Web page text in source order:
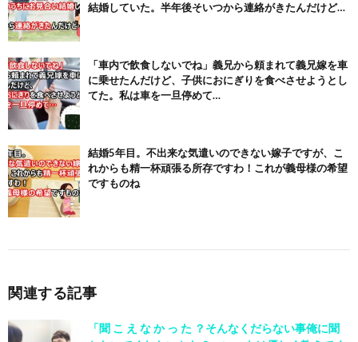
結婚していた。半年後そいつから連絡がきたんだけど…
「車内で飲食しないでね」義兄から頼まれて義兄嫁を車
に乗せたんだけど、子供におにぎりを食べさせようとし
てた。私は車を一旦停めて…
結婚5年目。不出来な気遣いのできない嫁子ですが、こ
れからも精一杯頑張る所存ですわ！これが義母様の希望
ですものね
関連する記事
「聞 こ え な か っ た ？そんなくだらない事俺に聞